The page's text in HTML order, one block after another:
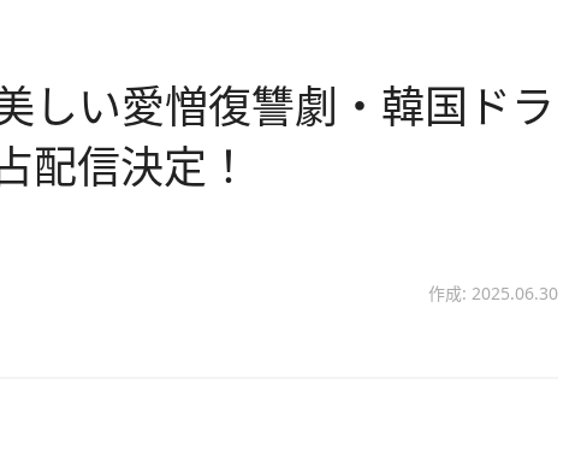
しい愛憎復讐劇・韓国ドラ
配信決定！
作成: 2025.06.30